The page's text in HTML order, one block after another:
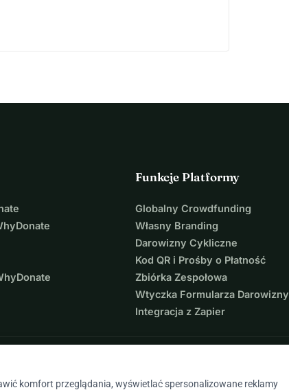
Funkcje Platformy
Globalny Crowdfunding
Własny Branding
Darowizny Cykliczne
Kod QR i Prośby o Płatność
Zbiórka Zespołowa
Wtyczka Formularza Darowizny
Integracja z Zapier
komfort przeglądania, wyświetlać spersonalizowane reklamy